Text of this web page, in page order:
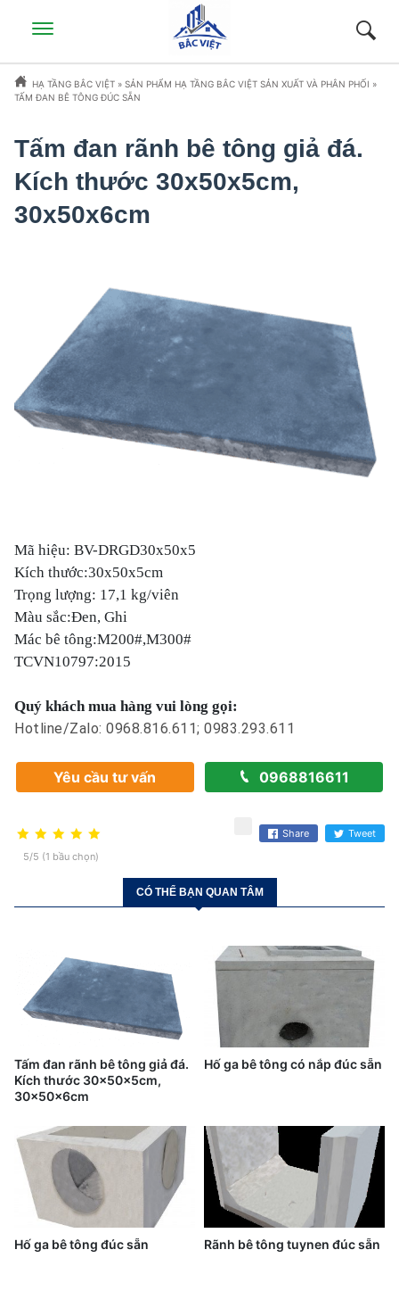
HẠ TẦNG BẮC VIỆT » SẢN PHẨM HẠ TẦNG BẮC VIỆT SẢN XUẤT VÀ PHÂN PHỐI »
TẤM ĐAN BÊ TÔNG ĐÚC SẴN
Tấm đan rãnh bê tông giả đá.
Kích thước 30x50x5cm,
30x50x6cm
Mã hiệu: BV-DRGD30x50x5
Kích thước:30x50x5cm
Trọng lượng: 17,1 kg/viên
Màu sắc:Đen, Ghi
Mác bê tông:M200#,M300#
TCVN10797:2015
Quý khách mua hàng vui lòng gọi:
Hotline/Zalo: 0968.816.611; 0983.293.611
Yêu cầu tư vấn 0968816611
5/5 (1 bầu chọn)
Share Tweet
CÓ THỂ BẠN QUAN TÂM
Tấm đan rãnh bê tông giả đá.
Kích thước 30x50x5cm,
30x50x6cm
Hố ga bê tông có nắp đúc sẵn
Hố ga bê tông đúc sẵn Rãnh bê tông tuynen đúc sẵn